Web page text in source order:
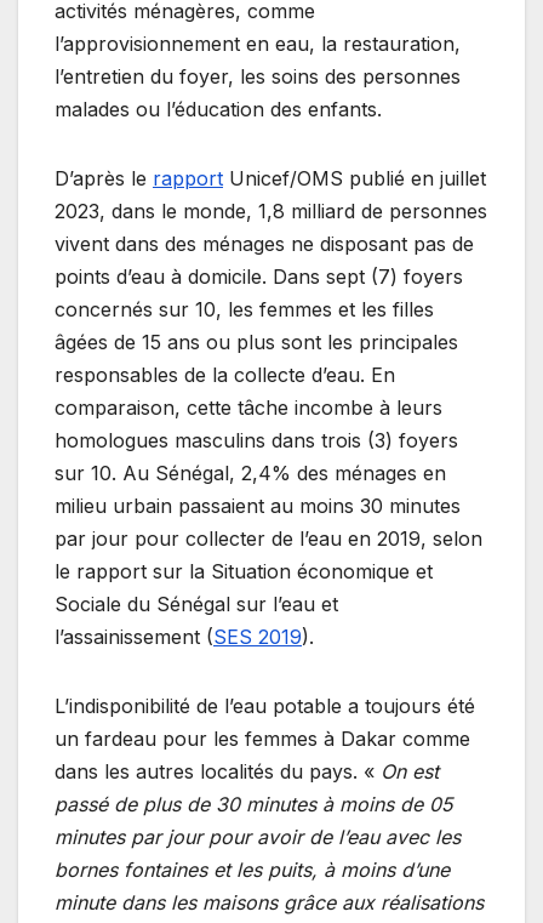
activités ménagères, comme
l’approvisionnement en eau, la restauration,
l’entretien du foyer, les soins des personnes
malades ou l’éducation des enfants.
D’après le rapport Unicef/OMS publié en juillet
2023, dans le monde, 1,8 milliard de personnes
vivent dans des ménages ne disposant pas de
points d’eau à domicile. Dans sept (7) foyers
concernés sur 10, les femmes et les filles
âgées de 15 ans ou plus sont les principales
responsables de la collecte d’eau. En
comparaison, cette tâche incombe à leurs
homologues masculins dans trois (3) foyers
sur 10. Au Sénégal, 2,4% des ménages en
milieu urbain passaient au moins 30 minutes
par jour pour collecter de l’eau en 2019, selon
le rapport sur la Situation économique et
Sociale du Sénégal sur l’eau et
l’assainissement (SES 2019).
L’indisponibilité de l’eau potable a toujours été
un fardeau pour les femmes à Dakar comme
dans les autres localités du pays. « On est
passé de plus de 30 minutes à moins de 05
minutes par jour pour avoir de l’eau avec les
bornes fontaines et les puits, à moins d’une
minute dans les maisons grâce aux réalisations